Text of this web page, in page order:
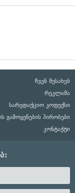
ჩვენ შესახებ
რეკლამა
სარედაქციო კოდექსი
გამოყენების პირობები
კონტაქტი